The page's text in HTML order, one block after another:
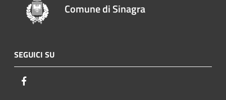
Comune di Sinagra
SEGUICI SU